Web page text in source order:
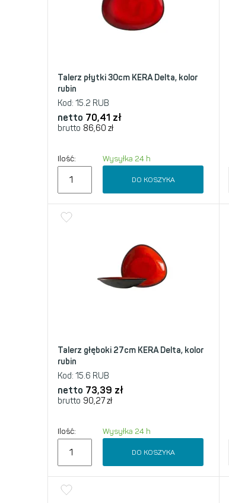
Talerz płytki 30cm KERA Delta, kolor
rubin
Kod: 15.2 RUB
netto 70,41 zł
brutto 86,60 zł
Ilość: Wysyłka 24 h
DO KOSZYKA
Talerz głęboki 27cm KERA Delta, kolor
rubin
Kod: 15.6 RUB
netto 73,39 zł
brutto 90,27zł
Ilość: Wysyłka 24 h
DO KOSZYKA